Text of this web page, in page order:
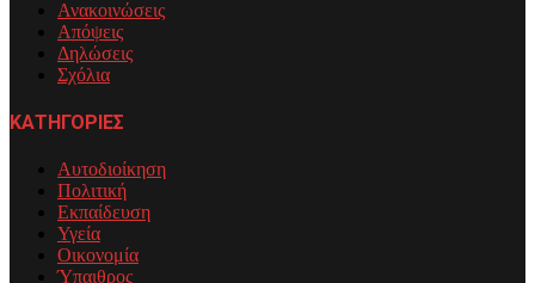
Ανακοινώσεις
Απόψεις
Δηλώσεις
Σχόλια
ΚΑΤΗΓΟΡΙΕΣ
Αυτοδιοίκηση
Πολιτική
Εκπαίδευση
Υγεία
Οικονομία
Ύπαιθρος